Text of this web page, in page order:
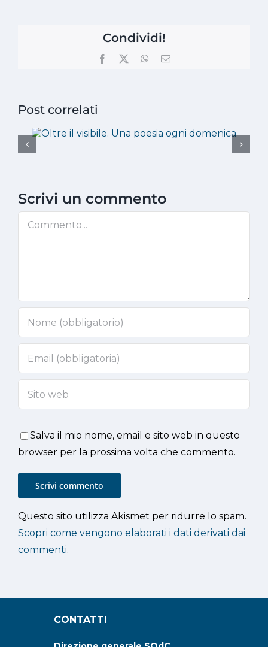
Condividi!
Facebook WhatsApp
Email
Post correlati
Scrivi un commento
Commento
Salva il mio nome, email e sito web in questo
browser per la prossima volta che commento.
Questo sito utilizza Akismet per ridurre lo spam.
Scopri come vengono elaborati i dati derivati dai
commenti.
CONTATTI